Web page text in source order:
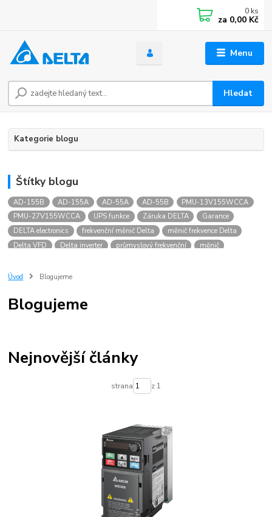
Menu
Hledat
0 ks
za 0,00 Kč
Kategorie blogu
Štítky blogu
AD-155B AD-155A AD-55A AD-55B
PMU-13V155WCCA
PMU-27V155WCCA
UPS funkce Záruka DELTA
Garance
DELTA electronics
frekvenční měnič Delta
měnič frekvence Delta
Delta VFD
Delta inverter průmyslový frekvenční
měnič
regulace elektromotoru
Úvod Blogujeme
Blogujeme
Nejnovější články
strana z 1